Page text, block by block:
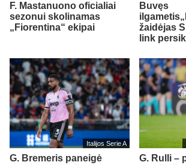
F. Mastanuono oficialiai
sezonui skolinamas
„Fiorentina“ ekipai
Buvęs
žaidėjas
link
Italijos Serie A
G. Bremeris paneigė
G. Rulli –